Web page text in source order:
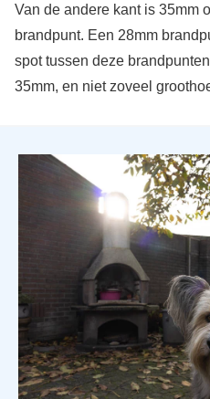
Van de andere kant is 35mm
brandpunt. Een 28mm
spot tussen deze
35mm, en niet zoveel